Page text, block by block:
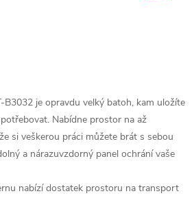
B3032 je opravdu velký batoh, kam uložíte
Nabídne prostor na až
si veškerou práci můžete brát s sebou
a nárazuvzdorný panel ochrání vaše
nabízí dostatek prostoru na transport